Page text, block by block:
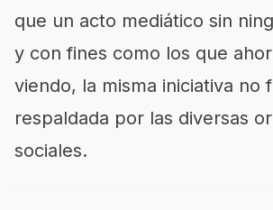
que un acto mediático sin
y con fines como los que
viendo, la misma iniciativa no
respaldada por las diversas
sociales.